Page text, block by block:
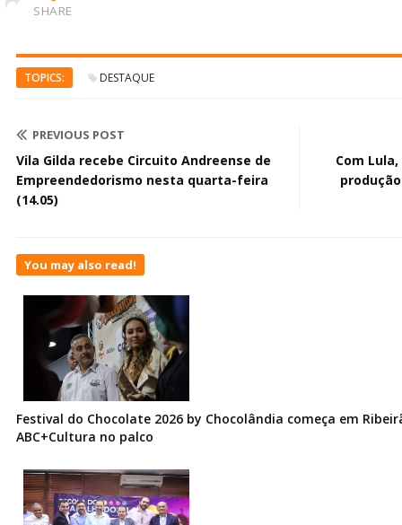
SHARE
TOPICS: DESTAQUE
PREVIOUS POST
Vila Gilda recebe Circuito Andreense de
Empreendedorismo nesta quarta-feira
(14.05)
Com
You may also read!
Festival do Chocolate 2026 by Chocolândia começa em
ABC+Cultura no palco